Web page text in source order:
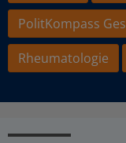
PolitKompass
Rheumatologie